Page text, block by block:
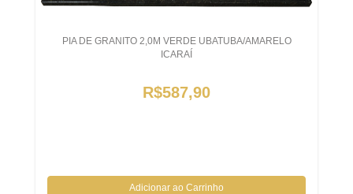
PIA DE GRANITO 2,0M VERDE UBATUBA/AMARELO
ICARAÍ
R$587,90